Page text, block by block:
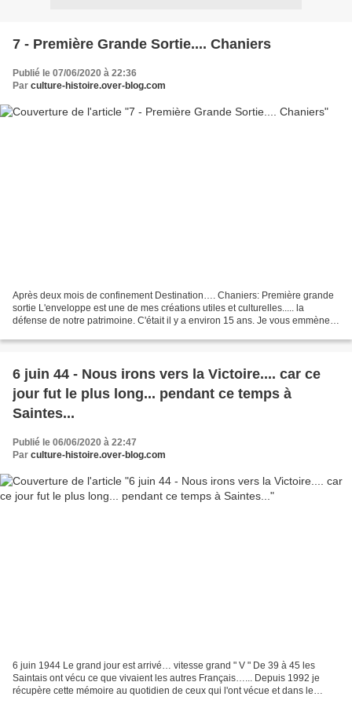
7 - Première Grande Sortie.... Chaniers
Publié le 07/06/2020 à 22:36
Par culture-histoire.over-blog.com
Après deux mois de confinement Destination…. Chaniers: Première grande
sortie L'enveloppe est une de mes créations utiles et culturelles..... la
défense de notre patrimoine. C'était il y a environ 15 ans. Je vous emmène
6 juin 44 - Nous irons vers la Victoire.... car ce
jour fut le plus long... pendant ce temps à
Saintes...
Publié le 06/06/2020 à 22:47
Par culture-histoire.over-blog.com
6 juin 1944 Le grand jour est arrivé… vitesse grand " V " De 39 à 45 les
Saintais ont vécu ce que vivaient les autres Français…... Depuis 1992 je
récupère cette mémoire au quotidien de ceux qui l'ont vécue et dans le